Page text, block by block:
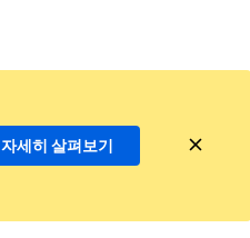
자세히 살펴보기